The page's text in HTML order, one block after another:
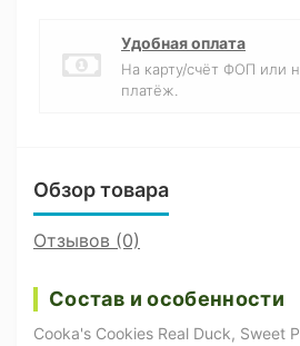
Удобная оплата
На карту/счёт ФОП или
платёж.
Обзор товара
Отзывов (0)
Состав и особенности
Cooka's Cookies Real Duck, Sweet